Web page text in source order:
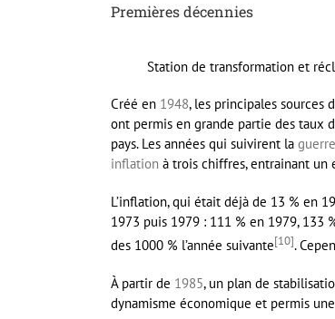
Premières décennies
Station de transformation et
Créé en 1948, les principales sources
ont permis en grande partie des taux
pays. Les années qui suivirent la
inflation à trois chiffres, entrainant un
L’inflation, qui était déjà de 13 % en
1973 puis 1979 : 111 % en 1979, 133
des 1000 % l’année suivante[10].
À partir de 1985, un plan de
dynamisme économique et permis